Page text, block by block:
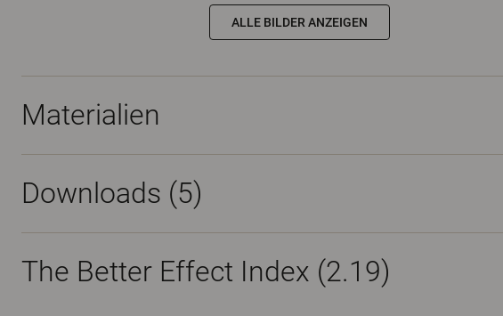
ALLE BILDER ANZEIGEN
Materialien
Downloads (5)
The Better Effect Index (2.19)